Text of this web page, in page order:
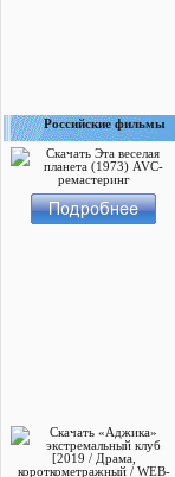
Российские фильмы